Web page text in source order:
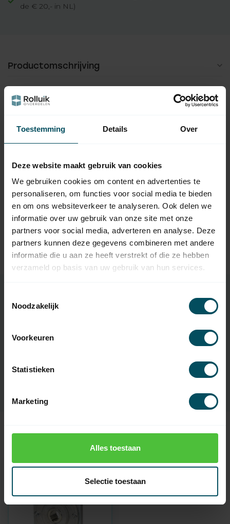
Toestemming Details Over
Deze website maakt gebruik van cookies
We gebruiken cookies om content en advertenties te
personaliseren, om functies voor social media te bieden
en om ons websiteverkeer te analyseren. Ook delen we
informatie over uw gebruik van onze site met onze
partners voor social media, adverteren en analyse. Deze
partners kunnen deze gegevens combineren met andere
informatie die u aan ze heeft verstrekt of die ze hebben
verzameld op basis van uw gebruik van hun services.
Noodzakelijk
Voorkeuren
Statistieken
Marketing
Alles toestaan
Selectie toestaan
de € 20,- in NL)
Productomschrijving
keuze?
Neem contact op met een van onze medewerkers
Vraag het de expert
Gerelateerde producten
https://www.rolluikonderdelen.nl/nl/overige-
onderdelen/vallager-afrolbeveiliging/
SKU
Recent bekeken